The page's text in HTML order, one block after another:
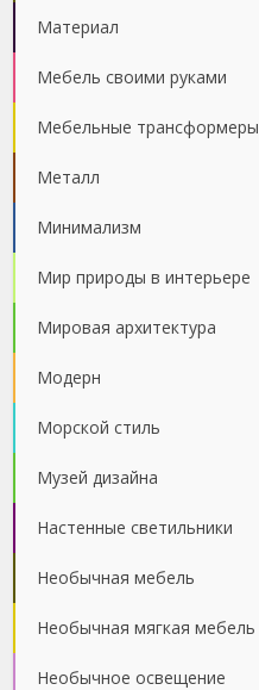
Материал
Мебель своими руками
Мебельные трансформеры
Металл
Минимализм
Мир природы в интерьере
Мировая архитектура
Модерн
Морской стиль
Музей дизайна
Настенные светильники
Необычная мебель
Необычная мягкая мебель
Необычное освещение